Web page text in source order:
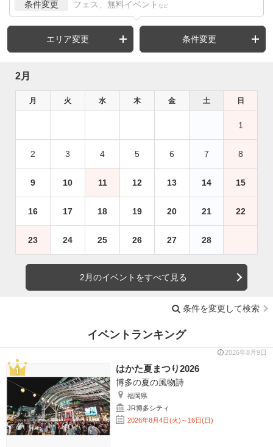
条件変更 フェス、無料イベント など
エリア変更 条件変更
2月
月 火 水 木 金 土 日
1
2 3 4 5 6 7 8
9 10 11 12 13 14 15
16 17 18 19 20 21 22
23 24 25 26 27 28
2月のイベントをすべて見る
条件を変更して検索
イベントランキング
2026年8月9日
はかた夏まつり2026
博多の夏の風物詩
福岡県
JR博多シティ
2026年8月4日(火)～16日(日)